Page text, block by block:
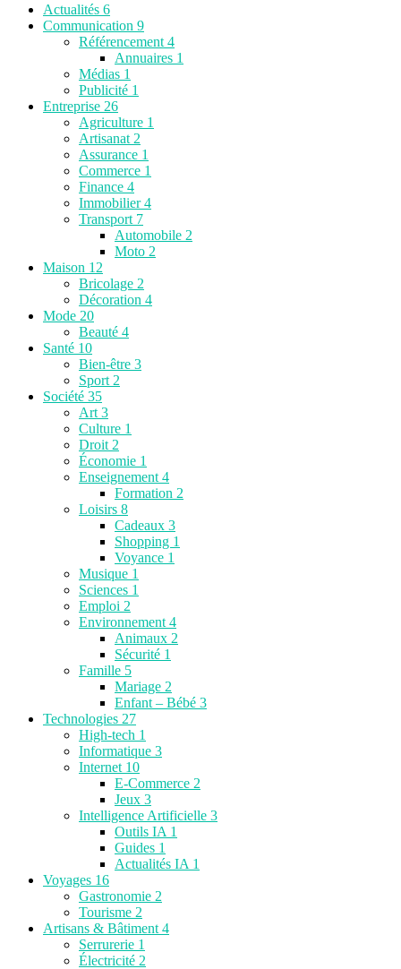
Actualités 6
Communication 9
Référencement 4
Annuaires 1
Médias 1
Publicité 1
Entreprise 26
Agriculture 1
Artisanat 2
Assurance 1
Commerce 1
Finance 4
Immobilier4
Transport 7
Automobile 2
Moto 2
Maison 12
Bricolage 2
Décoration 4
Mode 20
Beauté 4
Santé 10
Bien-être 3
Sport 2
Société 35
Art 3
Culture 1
Droit 2
Économie 1
Enseignement 4
Formation 2
Loisirs 8
Cadeaux 3
Shopping 1
Voyance 1
Musique 1
Sciences 1
Emploi 2
Environnement 4
Animaux 2
Sécurité 1
Famille 5
Mariage 2
Enfant – Bébé 3
Technologies 27
High-tech 1
Informatique 3
Internet 10
E-Commerce 2
Jeux 3
Intelligence Artificielle 3
Outils IA 1
Guides 1
Actualités IA 1
Voyages 16
Gastronomie 2
Tourisme 2
Artisans & Bâtiment 4
Serrurerie 1
Électricité 2